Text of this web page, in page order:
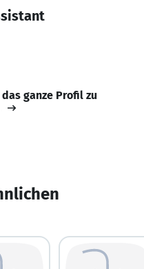
ganze Profil zu